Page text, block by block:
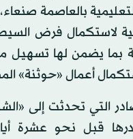
بالعاصمة
لاستكمال فرض
بما يضمن لها
أعمال «حوثنة»
التي تحدثت إلى
قبل نحو عشرة